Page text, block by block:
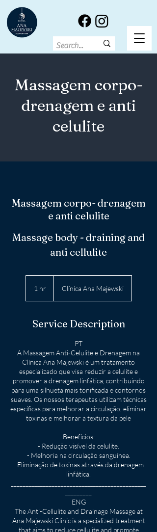
Massagem corpo-
drenagem e anti
celulite
Massagem corpo- drenagem
e anti celulite
Massage body - draining and
anti cellulite
1 hr Clínica Ana Majewski
Service Description
PT
A Massagem Anti-Celulite e Drenagem na
Clínica Ana Majewski é um tratamento
especializado que visa reduzir a celulite e
promover a drenagem linfática, contribuindo
para uma silhueta mais tonificada e contornos
suaves. Os nossos terapeutas utilizam técnicas
específicas para melhorar a circulação, eliminar
toxinas e melhorar a textura da pele
Benefícios:
- Redução visível da celulite.
- Melhoria na circulação sanguínea.
- Eliminação de toxinas através da drenagem
linfática.
ENG
The Anti-Cellulite and Drainage Massage at
Ana Majewski Clinic is a specialized treatment
that aims to reduce cellulite and promote